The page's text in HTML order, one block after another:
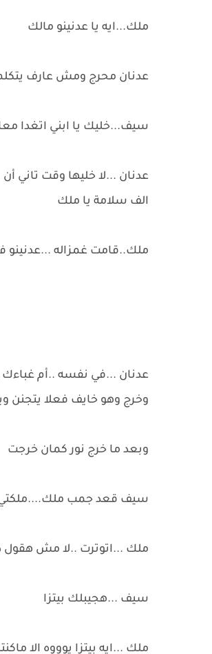
ملك...ايه يا عدنينو مالك
عدنان محرج ومش عارف
سيف...خليك يا ابني اتغدا
عدنان ...لا خليها وقت تاني أن
الف سلامة يا ملك
ملك..قامت غمزاله
عدنان ...في نفسه ..أم
وخرج وهو خايف فعلا يتجنن
وبعد ما خرج نور كمان خرجت
سيف قعد جمب ملك....ملكتي
ملك ...اتوترت ..لا مش
سيف ...هجيبلك بيتزا
ملك ...ايه بيتزا يوووه الا